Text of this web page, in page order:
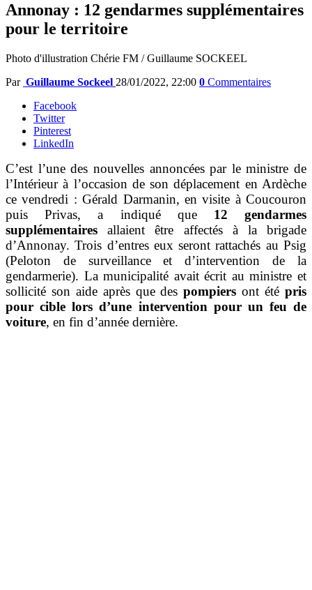
Annonay : 12 gendarmes supplémentaires
pour le territoire
Photo d'illustration Chérie FM / Guillaume SOCKEEL
Par Guillaume Sockeel 28/01/2022, 22:00 0 Commentaires
Facebook
Twitter
Pinterest
LinkedIn
C’est l’une des nouvelles annoncées par le ministre de
l’Intérieur à l’occasion de son déplacement en Ardèche
ce vendredi : Gérald Darmanin, en visite à Coucouron
puis Privas, a indiqué que 12 gendarmes
supplémentaires allaient être affectés à la brigade
d’Annonay. Trois d’entres eux seront rattachés au Psig
(Peloton de surveillance et d’intervention de la
gendarmerie). La municipalité avait écrit au ministre et
sollicité son aide après que despompiers ont étépris
pour cible lors d’une intervention pour un feu de
voiture, en fin d’année dernière.